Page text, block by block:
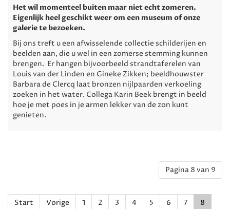
Het wil momenteel buiten maar niet echt zomeren.
Eigenlijk heel geschikt weer om een museum of onze
galerie te bezoeken.
Bij ons treft u een afwisselende collectie schilderijen en
beelden aan, die u wel in een zomerse stemming kunnen
brengen. Er hangen bijvoorbeeld strandtaferelen van
Louis van der Linden en Gineke Zikken; beeldhouwster
Barbara de Clercq laat bronzen nijlpaarden verkoeling
zoeken in het water. Collega Karin Beek brengt in beeld
hoe je met poes in je armen lekker van de zon kunt
genieten.
Pagina 8 van 9
Start Vorige 1 2 3 4 5 6 7
8